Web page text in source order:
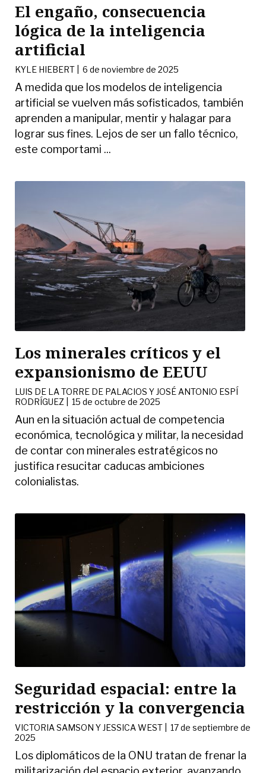
El engaño, consecuencia
lógica de la inteligencia
artificial
KYLE HIEBERT |6 de noviembre de 2025
A medida que los modelos de inteligencia
artificial se vuelven más sofisticados, también
aprenden a manipular, mentir y halagar para
lograr sus fines. Lejos de ser un fallo técnico,
este comportami ...
Los minerales críticos y el
expansionismo de EEUU
LUIS DE LA TORRE DE PALACIOS Y JOSÉ ANTONIO ESPÍ
RODRÍGUEZ |15 de octubre de 2025
Aun en la situación actual de competencia
económica, tecnológica y militar, la necesidad
de contar con minerales estratégicos no
justifica resucitar caducas ambiciones
colonialistas.
Seguridad espacial: entre la
restricción y la convergencia
VICTORIA SAMSON Y JESSICA WEST |17 de septiembre de
2025
Los diplomáticos de la ONU tratan de frenar la